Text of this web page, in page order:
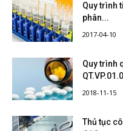
Quy trình
phân...
2017-04-10
Quy trình
2018-11-15
Thủ tục